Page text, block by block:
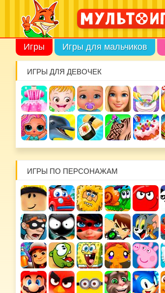
Игры Игры для мальчиков
ИГРЫ ДЛЯ ДЕВОЧЕК
ИГРЫ ПО ПЕРСОНАЖАМ